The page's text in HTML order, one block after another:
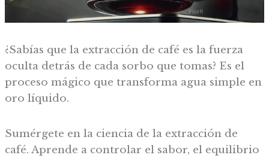
¿Sabías que la extracción de café es la fuerza
oculta detrás de cada sorbo que tomas? Es el
proceso mágico que transforma agua simple en
oro líquido.
Sumérgete en la ciencia de la extracción de
café. Aprende a controlar el sabor, el equilibrio